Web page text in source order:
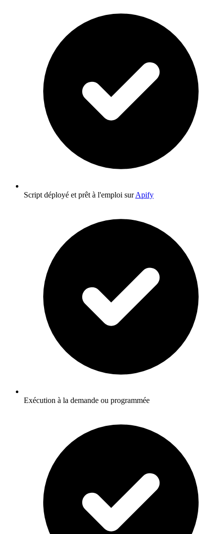
Script déployé et prêt à l'emploi surApify
Exécution à la demande ou programmée